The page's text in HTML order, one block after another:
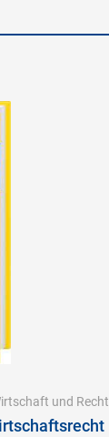
und Recht